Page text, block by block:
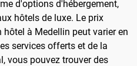
d'options d'hébergement,
hôtels de luxe. Le prix
à Medellin peut varier en
services offerts et de la
vous pouvez trouver des